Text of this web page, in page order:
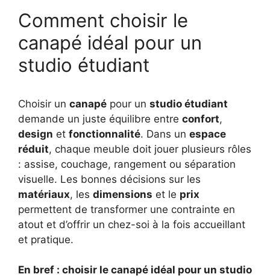
Comment choisir le
canapé idéal pour un
studio étudiant
Choisir un canapé pour un studio étudiant
demande un juste équilibre entre confort,
design et fonctionnalité. Dans un espace
réduit, chaque meuble doit jouer plusieurs rôles
: assise, couchage, rangement ou séparation
visuelle. Les bonnes décisions sur les
matériaux, les dimensions et le prix
permettent de transformer une contrainte en
atout et d’offrir un chez-soi à la fois accueillant
et pratique.
En bref : choisir le canapé idéal pour un studio